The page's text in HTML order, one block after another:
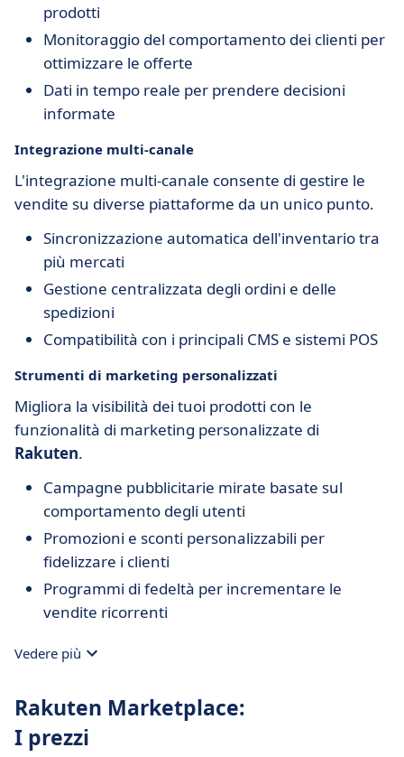
prodotti
Monitoraggio del comportamento dei clienti per
ottimizzare le offerte
Dati in tempo reale per prendere decisioni
informate
Integrazione multi-canale
L'integrazione multi-canale consente di gestire le
vendite su diverse piattaforme da un unico punto.
Sincronizzazione automatica dell'inventario tra
più mercati
Gestione centralizzata degli ordini e delle
spedizioni
Compatibilità con i principali CMS e sistemi POS
Strumenti di marketing personalizzati
Migliora la visibilità dei tuoi prodotti con le
funzionalità di marketing personalizzate di
Rakuten.
Campagne pubblicitarie mirate basate sul
comportamento degli utenti
Promozioni e sconti personalizzabili per
fidelizzare i clienti
Programmi di fedeltà per incrementare le
vendite ricorrenti
Vedere più
Rakuten Marketplace:
I prezzi